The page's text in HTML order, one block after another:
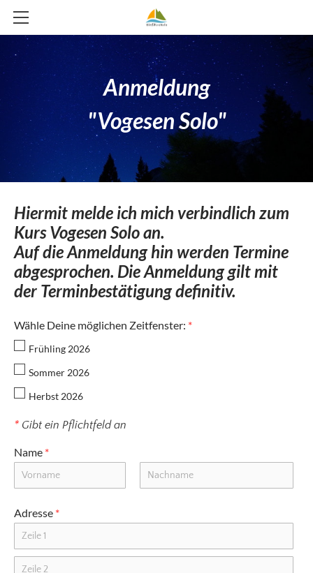
Anmeldung
​"Vogesen Solo"
Hiermit melde ich mich verbindlich zum
Kurs Vogesen Solo an.
Auf die Anmeldung hin werden Termine
abgesprochen. Die Anmeldung gilt mit
der Terminbestätigung definitiv.
Wähle Deine möglichen Zeitfenster: *
Frühling 2026
Sommer 2026
Herbst 2026
* Gibt ein Pflichtfeld an
Name *
Adresse *
HOME
ÜBER UNS
ÜBER UNS
LEITBILD
TEAM
KURSE & TÖRNS
KYKLADEN IM FLOW
SEGELABENTEUER RUND ELBA 2026
VOGESEN SOLO
VERGANGENE ABENTEUER
SEGELABENTEUER OSTSEE 2025
GRENZWERTE
SÜDFRANKREICH
YOGA UNTER SEGELN
GALERIE
VERBÜNDETE
KONTAKT